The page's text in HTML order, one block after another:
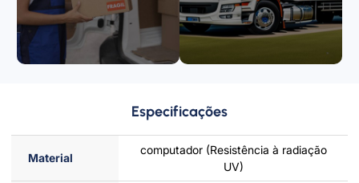
Especificações
Material
computador (Resistência à radiação
UV)